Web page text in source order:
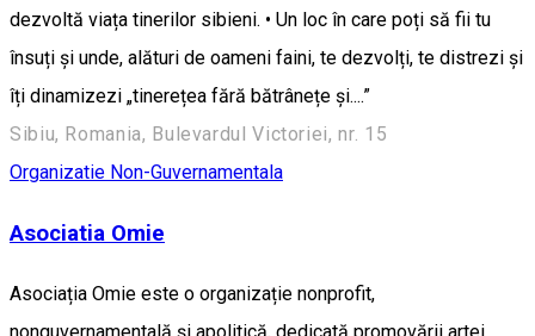
dezvoltă viața tinerilor sibieni. • Un loc în care poți să fii tu
însuți și unde, alături de oameni faini, te dezvolți, te distrezi și
îți dinamizezi „tinerețea fără bătrânețe și....”
Sibiu, Romania, Bulevardul Victoriei, nr. 15
Organizatie Non-Guvernamentala
Asociatia Omie
Asociația Omie este o organizație nonprofit,